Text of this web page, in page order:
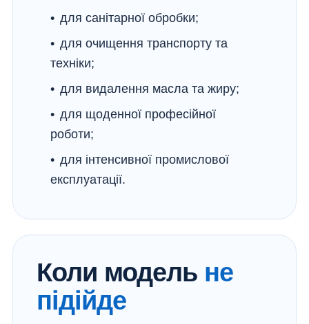
для санітарної обробки;
для очищення транспорту та
техніки;
для видалення масла та жиру;
для щоденної професійної
роботи;
для інтенсивної промислової
експлуатації.
Коли модель не
підійде